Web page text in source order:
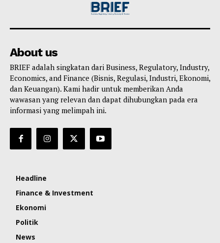
About us
BRIEF adalah singkatan dari Business, Regulatory, Industry,
Economics, and Finance (Bisnis, Regulasi, Industri, Ekonomi,
dan Keuangan). Kami hadir untuk memberikan Anda
wawasan yang relevan dan dapat dihubungkan pada era
informasi yang melimpah ini.
Headline
Finance & Investment
Ekonomi
Politik
News